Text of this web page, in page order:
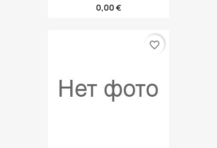
0,00 €
favorite_border